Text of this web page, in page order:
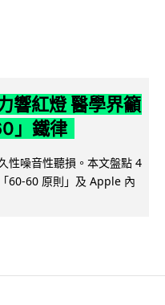
響紅燈 醫學界籲
」鐵律
性噪音性聽損。本文盤點 4
60-60 原則」及 Apple 內